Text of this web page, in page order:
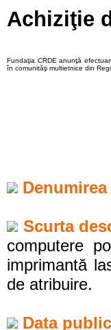
Achiziţie
Fundaţia CRDE anunţă
în comunităţi multietnice din
Scurta
computere
imprimantă
de atribuire.
Data